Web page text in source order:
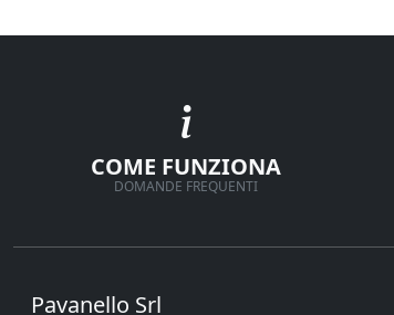
COME FUNZIONA
DOMANDE FREQUENTI
Pavanello Srl